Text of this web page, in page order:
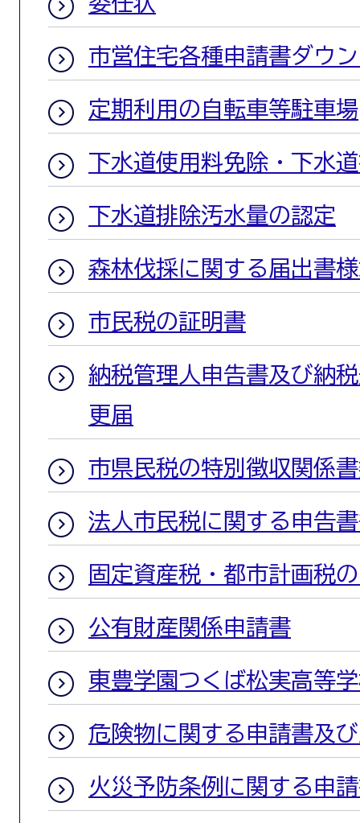
市営住宅各種申請書ダウ
定期利用の自転車等駐車場
下水道使用料免除・下水
下水道排除汚水量の認定
森林伐採に関する届出書
市民税の証明書
納税管理人申告書及び納
更届
市県民税の特別徴収関係
法人市民税に関する申告
固定資産税・都市計画税
公有財産関係申請書
東豊学園つくば松実高等
危険物に関する申請書及
火災予防条例に関する申